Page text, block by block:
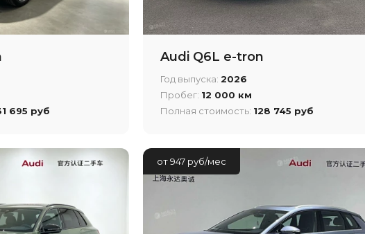
695 руб
Audi Q6L e-tron
Год выпуска: 2026
Пробег: 12 000 км
Полная стоимость: 128 745 руб
от 947 руб/мес